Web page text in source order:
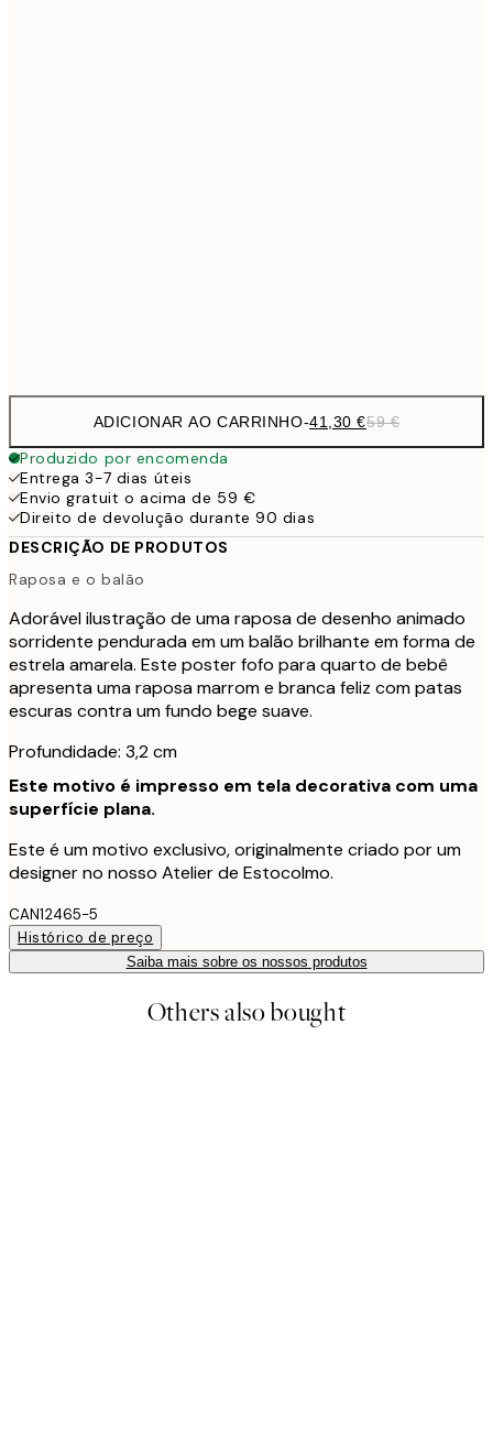
ADICIONAR AO CARRINHO-41,30 €59 €
Produzido por encomenda
Entrega 3-7 dias úteis
Envio gratuit o acima de 59 €
Direito de devolução durante 90 dias
DESCRIÇÃO DE PRODUTOS
Raposa e o balão
Adorável ilustração de uma raposa de desenho animado
sorridente pendurada em um balão brilhante em forma de
estrela amarela. Este poster fofo para quarto de bebê
apresenta uma raposa marrom e branca feliz com patas
escuras contra um fundo bege suave.
Profundidade: 3,2 cm
Este motivo é impresso em tela decorativa com uma
superfície plana.
Este é um motivo exclusivo, originalmente criado por um
designer no nosso Atelier de Estocolmo.
CAN12465-5
Histórico de preço
Saiba mais sobre os nossos produtos
Others also bought